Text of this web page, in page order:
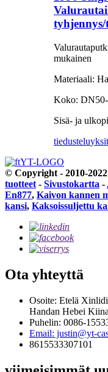
mukainen
Materiaali:
Koko:
Sisä- ja
tiedustelu
© Copyright - 2010-
tuotteet - Sivustokartta -
En877, Kaivon kannen
kansi, Kaksoissuljettu
Ota yhteyttä
Osoite: Etelä
Handan Hebei
Puhelin: 0086-
Email: justin@yt-
8615533307101